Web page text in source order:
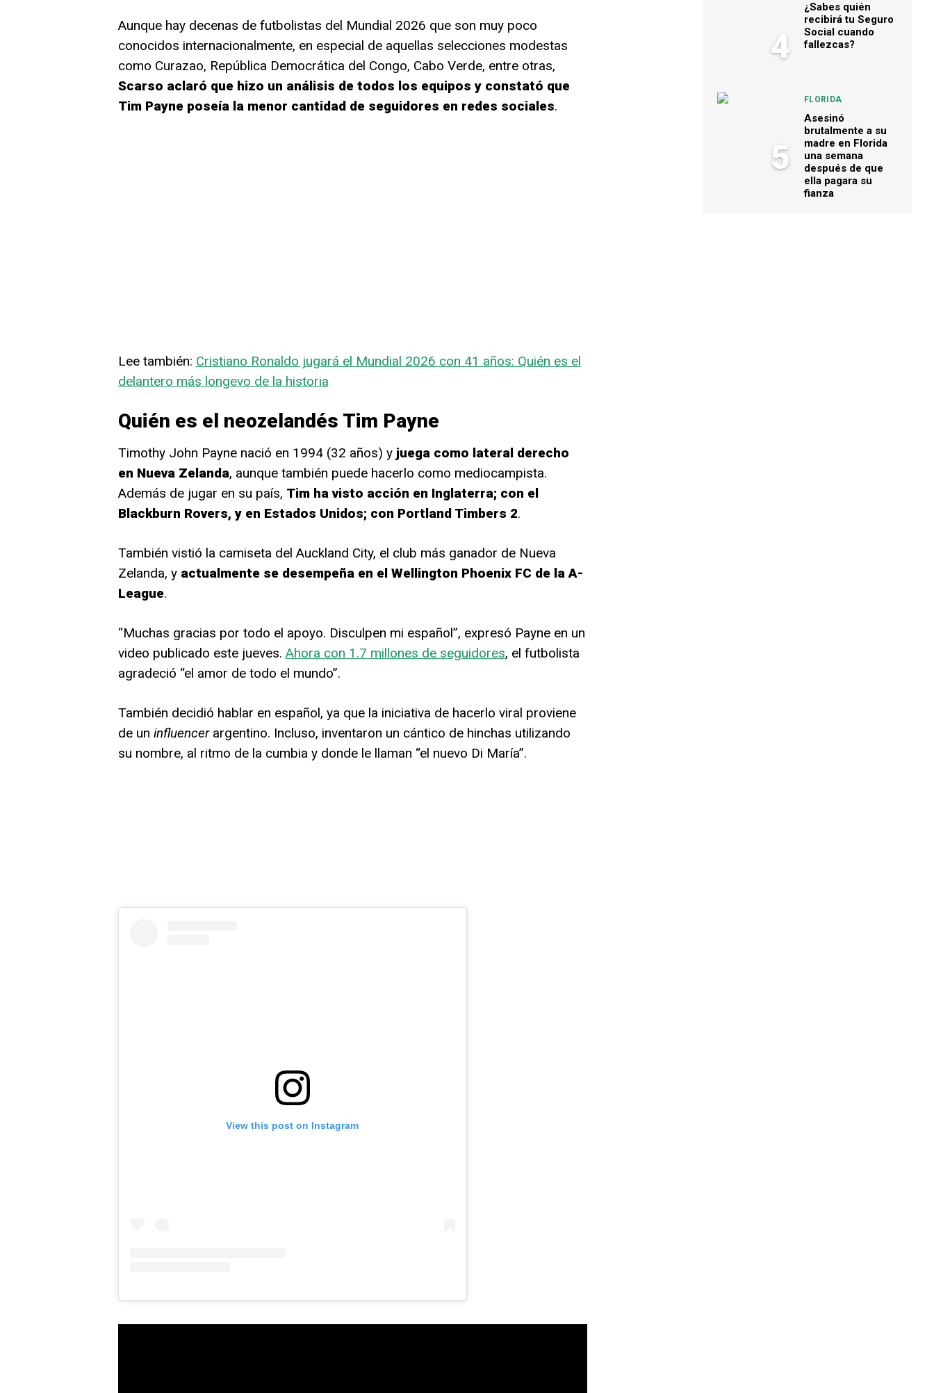
Aunque hay decenas de futbolistas del Mundial 2026 que son muy poco
conocidos internacionalmente, en especial de aquellas selecciones modestas
como Curazao, República Democrática del Congo, Cabo Verde, entre otras,
Scarso aclaró que hizo un análisis de todos los equipos y constató que
Tim Payne poseía la menor cantidad de seguidores en redes sociales.
Lee también: Cristiano Ronaldo jugará el Mundial 2026 con 41 años: Quién es el
delantero más longevo de la historia
Quién es el neozelandés Tim Payne
Timothy John Payne nació en 1994 (32 años) y juega como lateral derecho
en Nueva Zelanda, aunque también puede hacerlo como mediocampista.
Además de jugar en su país, Tim ha visto acción en Inglaterra; con el
Blackburn Rovers, y en Estados Unidos; con Portland Timbers 2.
También vistió la camiseta del Auckland City, el club más ganador de Nueva
Zelanda, y actualmente se desempeña en el Wellington Phoenix FC de la A-
League.
“Muchas gracias por todo el apoyo. Disculpen mi español”, expresó Payne en un
video publicado este jueves. Ahora con 1.7 millones de seguidores, el futbolista
agradeció “el amor de todo el mundo”.
También decidió hablar en español, ya que la iniciativa de hacerlo viral proviene
de un influencerargentino. Incluso, inventaron un cántico de hinchas utilizando
su nombre, al ritmo de la cumbia y donde le llaman “el nuevo Di María”.
View this post on Instagram
4
¿Sabes quién
recibirá tu Seguro
Social cuando
fallezcas?
5
FLORIDA
Asesinó
brutalmente a su
madre en Florida
una semana
después de que
ella pagara su
fianza